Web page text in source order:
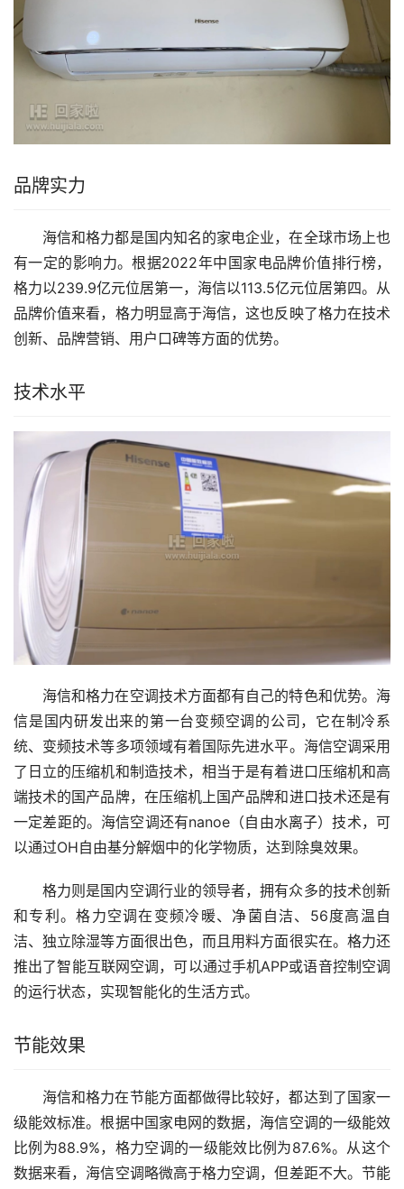
品牌实力
海信和格力都是国内知名的家电企业，在全球市场上也
有一定的影响力。根据2022年中国家电品牌价值排行榜，
格力以239.9亿元位居第一，海信以113.5亿元位居第四。从
品牌价值来看，格力明显高于海信，这也反映了格力在技术
创新、品牌营销、用户口碑等方面的优势。
技术水平
海信和格力在空调技术方面都有自己的特色和优势。海
信是国内研发出来的第一台变频空调的公司，它在制冷系
统、变频技术等多项领域有着国际先进水平。海信空调采用
了日立的压缩机和制造技术，相当于是有着进口压缩机和高
端技术的国产品牌，在压缩机上国产品牌和进口技术还是有
一定差距的。海信空调还有nanoe（自由水离子）技术，可
以通过OH自由基分解烟中的化学物质，达到除臭效果。
格力则是国内空调行业的领导者，拥有众多的技术创新
和专利。格力空调在变频冷暖、净菌自洁、56度高温自
洁、独立除湿等方面很出色，而且用料方面很实在。格力还
推出了智能互联网空调，可以通过手机APP或语音控制空调
的运行状态，实现智能化的生活方式。
节能效果
海信和格力在节能方面都做得比较好，都达到了国家一
级能效标准。根据中国家电网的数据，海信空调的一级能效
比例为88.9%，格力空调的一级能效比例为87.6%。从这个
数据来看，海信空调略微高于格力空调，但差距不大。节能